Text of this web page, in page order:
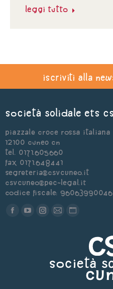
Leggi tutto
iscriviti alla
Società Solidale ets
Piazzale Croce Rossa Italiana
12100 Cuneo CN
Tel. 0171.605660
Fax 0171.648441
segreteria@csvcuneo.it
csvcuneo@pec-legal.it
Codice Fiscale: 96063990046
Find us on:
Facebook
YouTubeInstagram
new new
opens
in